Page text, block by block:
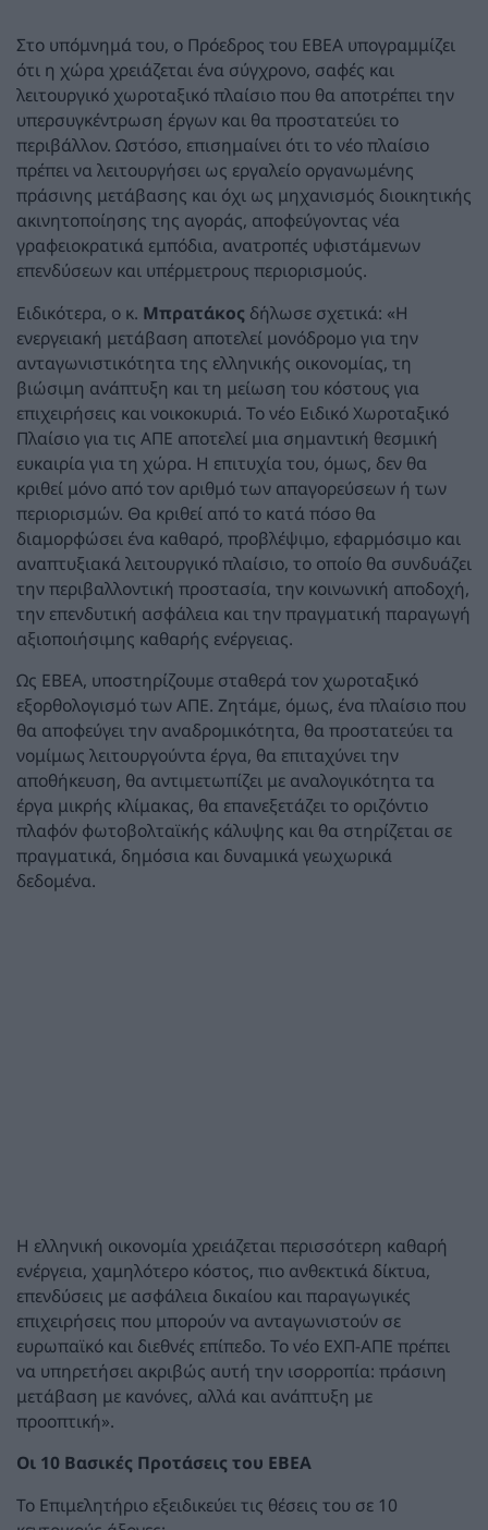
Στο υπόμνημά του, ο Πρόεδρος του ΕΒΕΑ υπογραμμίζει
ότι η χώρα χρειάζεται ένα σύγχρονο, σαφές και
λειτουργικό χωροταξικό πλαίσιο που θα αποτρέπει την
υπερσυγκέντρωση έργων και θα προστατεύει το
περιβάλλον. Ωστόσο, επισημαίνει ότι το νέο πλαίσιο
πρέπει να λειτουργήσει ως εργαλείο οργανωμένης
πράσινης μετάβασης και όχι ως μηχανισμός διοικητικής
ακινητοποίησης της αγοράς, αποφεύγοντας νέα
γραφειοκρατικά εμπόδια, ανατροπές υφιστάμενων
επενδύσεων και υπέρμετρους περιορισμούς.
Ειδικότερα, ο κ. Μπρατάκος δήλωσε σχετικά: «Η
ενεργειακή μετάβαση αποτελεί μονόδρομο για την
ανταγωνιστικότητα της ελληνικής οικονομίας, τη
βιώσιμη ανάπτυξη και τη μείωση του κόστους για
επιχειρήσεις και νοικοκυριά. Το νέο Ειδικό Χωροταξικό
Πλαίσιο για τις ΑΠΕ αποτελεί μια σημαντική θεσμική
ευκαιρία για τη χώρα. Η επιτυχία του, όμως, δεν θα
κριθεί μόνο από τον αριθμό των απαγορεύσεων ή των
περιορισμών. Θα κριθεί από το κατά πόσο θα
διαμορφώσει ένα καθαρό, προβλέψιμο, εφαρμόσιμο και
αναπτυξιακά λειτουργικό πλαίσιο, το οποίο θα συνδυάζει
την περιβαλλοντική προστασία, την κοινωνική αποδοχή,
την επενδυτική ασφάλεια και την πραγματική παραγωγή
αξιοποιήσιμης καθαρής ενέργειας.
Ως ΕΒΕΑ, υποστηρίζουμε σταθερά τον χωροταξικό
εξορθολογισμό των ΑΠΕ. Ζητάμε, όμως, ένα πλαίσιο που
θα αποφεύγει την αναδρομικότητα, θα προστατεύει τα
νομίμως λειτουργούντα έργα, θα επιταχύνει την
αποθήκευση, θα αντιμετωπίζει με αναλογικότητα τα
έργα μικρής κλίμακας, θα επανεξετάζει το οριζόντιο
πλαφόν φωτοβολταϊκής κάλυψης και θα στηρίζεται σε
πραγματικά, δημόσια και δυναμικά γεωχωρικά
δεδομένα.
Η ελληνική οικονομία χρειάζεται περισσότερη καθαρή
ενέργεια, χαμηλότερο κόστος, πιο ανθεκτικά δίκτυα,
επενδύσεις με ασφάλεια δικαίου και παραγωγικές
επιχειρήσεις που μπορούν να ανταγωνιστούν σε
ευρωπαϊκό και διεθνές επίπεδο. Το νέο ΕΧΠ-ΑΠΕ πρέπει
να υπηρετήσει ακριβώς αυτή την ισορροπία: πράσινη
μετάβαση με κανόνες, αλλά και ανάπτυξη με
προοπτική».
Οι 10 Βασικές Προτάσεις του ΕΒΕΑ
Το Επιμελητήριο εξειδικεύει τις θέσεις του σε 10